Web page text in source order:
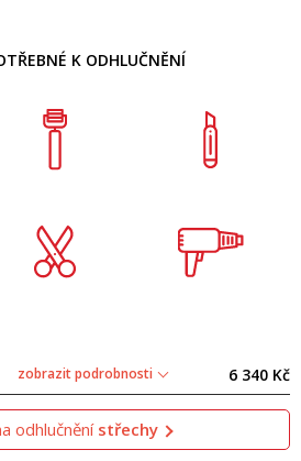
K ODHLUČNĚNÍ
zobrazit podrobnosti 6 340 Kč
odhlučněnístřechy